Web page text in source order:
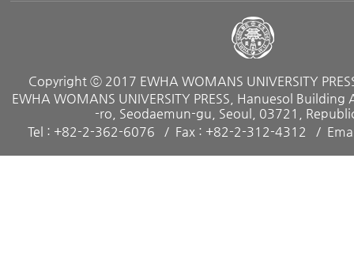
Copyright ⓒ 2017 EWHA WOMANS UNIVERSITY
EWHA WOMANS UNIVERSITY PRESS, Hanuesol
-ro, Seodaemun-gu, Seoul, 03721,
Tel : +82-2-362-6076
Fax : +82-2-312-4312